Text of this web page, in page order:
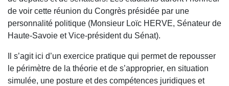
de voir cette réunion du Congrès présidée par une
personnalité politique (Monsieur Loïc HERVE, Sénateur de
Haute-Savoie et Vice-président du Sénat).
Il s’agit ici d’un exercice pratique qui permet de repousser
le périmètre de la théorie et de s’approprier, en situation
simulée, une posture et des compétences juridiques et